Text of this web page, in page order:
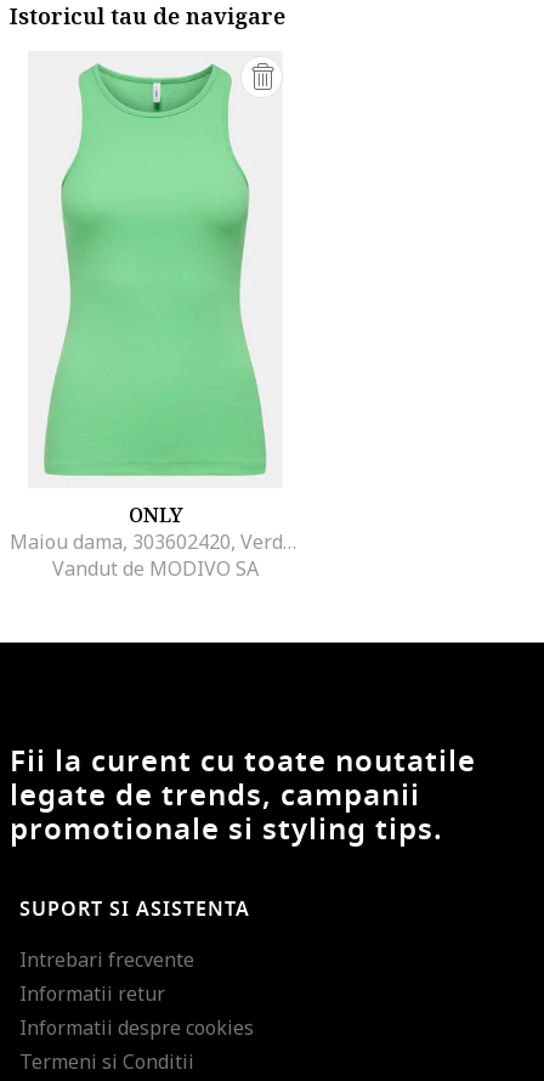
Istoricul tau de navigare
ONLY
Maiou dama, 303602420, Verde, Bumbac
Vandut de MODIVO SA
Fii la curent cu toate noutatile
legate de trends, campanii
promotionale si styling tips.
SUPORT SI ASISTENTA
Intrebari frecvente
Informatii retur
Informatii despre cookies
Termeni si Conditii